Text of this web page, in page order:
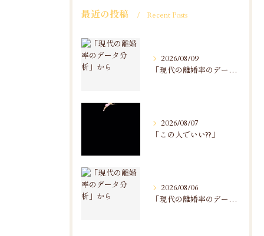
最近の投稿 Recent Posts
2026/08/09
「現代の離婚率のデータ分析」から
2026/08/07
「この人でいい??」
2026/08/06
「現代の離婚率のデータ分析」から